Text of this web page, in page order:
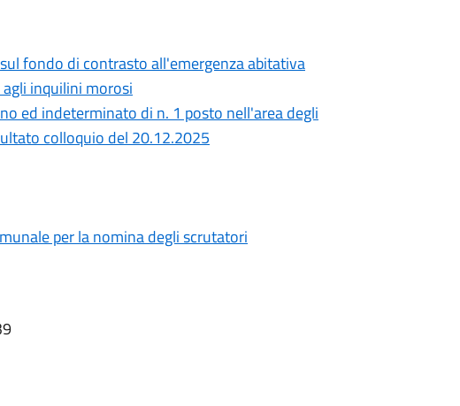
fondo di contrasto all'emergenza abitativa
inquilini morosi
ed indeterminato di n. 1 posto nell'area degli
colloquio del 20.12.2025
per la nomina degli scrutatori